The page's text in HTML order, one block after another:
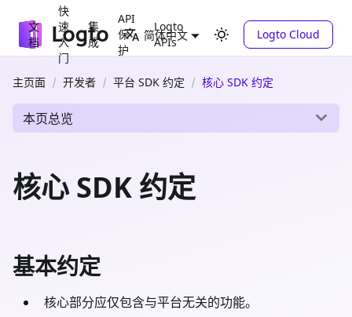
文
档
快
速
入
门
集
成
API
保
护
Logto
APIs
简体中文 Logto Cloud
主页面 开发者 平台 SDK 约定 核心 SDK 约定
本页总览
核心 SDK 约定
基本约定
核心部分应仅包含与平台无关的功能。